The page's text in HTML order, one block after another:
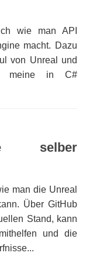
wie man API
macht. Dazu
von Unreal und
meine in C#
selber
man die Unreal
Über GitHub
Stand, kann
und die